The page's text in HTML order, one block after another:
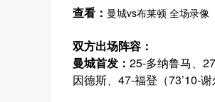
查看： 曼城vs布莱顿 全场录像
双方出场阵容：
曼城首发： 25-多纳鲁马、
因德斯、47-福登（73’10-